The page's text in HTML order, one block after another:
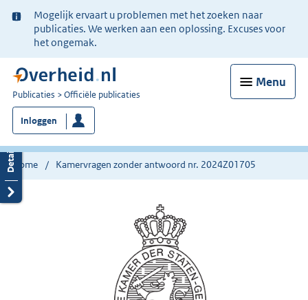
Ter
informatie:
Mogelijk ervaart u problemen met het zoeken naar
publicaties. We werken aan een oplossing. Excuses voor
het ongemak.
Menu
U
bent
nu
hier:
Publicaties Officiële publicaties
Inloggen
Home Kamervragen zonder antwoord nr. 2024Z01705